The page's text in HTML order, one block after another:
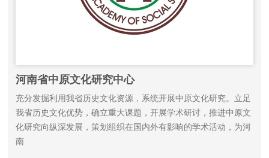
河南省中原文化研究中心
充分发掘利用我省历史文化资源，系统开展中原文化研究。立足
我省历史文化优势，确立重大课题，开展学术研讨，推进中原文
化研究向纵深发展，策划组织在国内外有影响的学术活动，为河
南